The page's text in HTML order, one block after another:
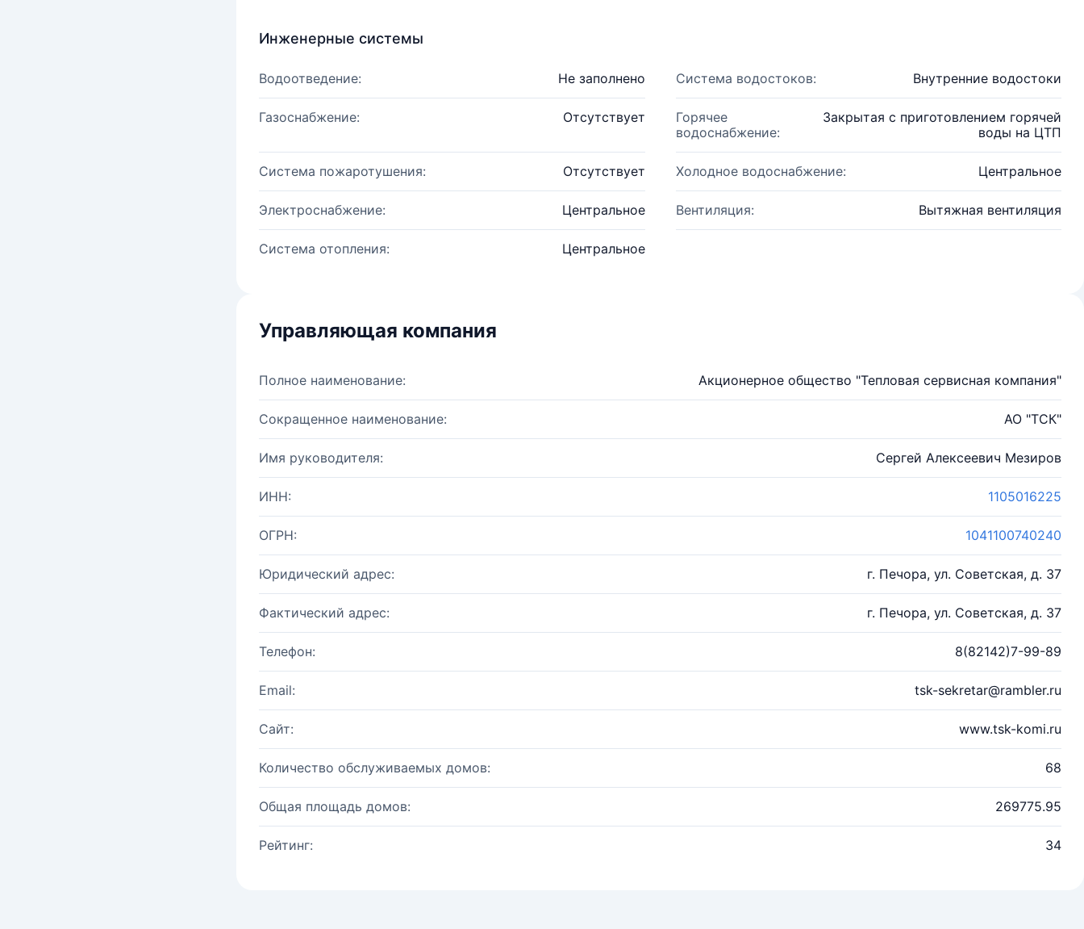
Инженерные системы
Водоотведение: Не заполнено Система водостоков: Внутренние водостоки
Газоснабжение: Отсутствует
Горячее
водоснабжение:
Закрытая с приготовлением горячей
воды на ЦТП
Система пожаротушения: Отсутствует Холодное водоснабжение: Центральное
Электроснабжение: Центральное Вентиляция: Вытяжная вентиляция
Система отопления: Центральное
Управляющая компания
Полное наименование: Акционерное общество "Тепловая сервисная компания"
Сокращенное наименование: АО "ТСК"
Имя руководителя: Сергей Алексеевич Мезиров
ИНН: 1105016225
ОГРН: 1041100740240
Юридический адрес: г. Печора, ул. Советская, д. 37
Фактический адрес: г. Печора, ул. Советская, д. 37
Телефон: 8(82142)7-99-89
Email: tsk-sekretar@rambler.ru
Сайт: www.tsk-komi.ru
Количество обслуживаемых домов: 68
Общая площадь домов: 269775.95
Рейтинг: 34